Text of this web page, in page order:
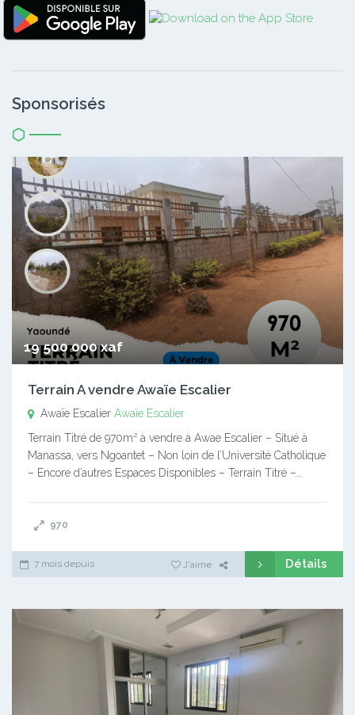
Sponsorisés
19 500 000 xaf
Terrain A vendre Awaïe Escalier
Awaïe Escalier Awaïe Escalier
Terrain Titré de 970m² à vendre à Awae Escalier – Situé à
Manassa, vers Ngoantet – Non loin de l’Université Catholique
– Encore d’autres Espaces Disponibles – Terrain Titré –…
970
7 mois depuis J'aime Détails